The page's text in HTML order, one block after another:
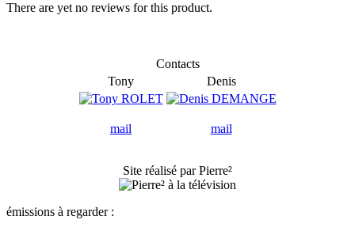
There are yet no reviews for this product.
Contacts
Tony
Denis
mail mail
Site réalisé par Pierre²
émissions à regarder :